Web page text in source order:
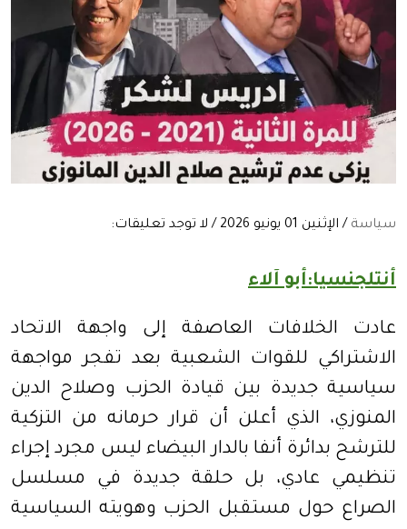
سياسة / الإثنين 01 يونيو 2026 / لا توجد تعليقات:
أنتلجنسيا:أبو آلاء
عادت الخلافات العاصفة إلى واجهة الاتحاد
الاشتراكي للقوات الشعبية بعد تفجر مواجهة
سياسية جديدة بين قيادة الحزب وصلاح الدين
المنوزي، الذي أعلن أن قرار حرمانه من التزكية
للترشح بدائرة أنفا بالدار البيضاء ليس مجرد إجراء
تنظيمي عادي، بل حلقة جديدة في مسلسل
الصراع حول مستقبل الحزب وهويته السياسية